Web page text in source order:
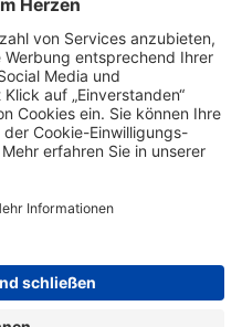
Barrierefreiheit